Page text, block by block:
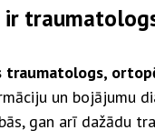
ir
traumatologs,
un bojājumu
gan arī dažādu